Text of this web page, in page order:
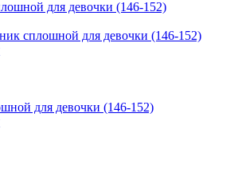
сплошной для девочки (146-152)
для девочки (146-152)